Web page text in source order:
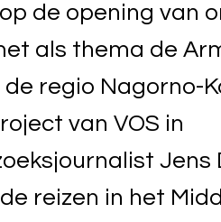
de opening van
als thema de
regio Nagorno-
van VOS in
Jens
reizen in het